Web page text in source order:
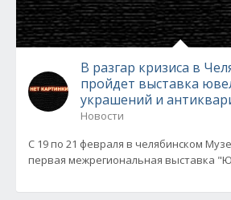
В разгар кризиса в
пройдет выставка
украшений и
Новости
C 19 по 21 февраля в челябинском
первая межрегиональная выставка